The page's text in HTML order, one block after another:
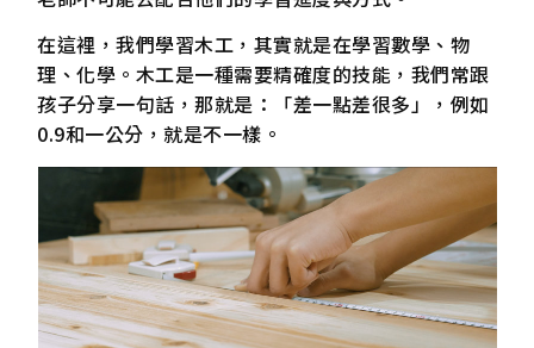
在這裡，我們學習木工，其實就是在學習數學、物
理、化學。木工是一種需要精確度的技能，我們常跟
孩子分享一句話，那就是：「差一點差很多」，例如
0.9和一公分，就是不一樣。